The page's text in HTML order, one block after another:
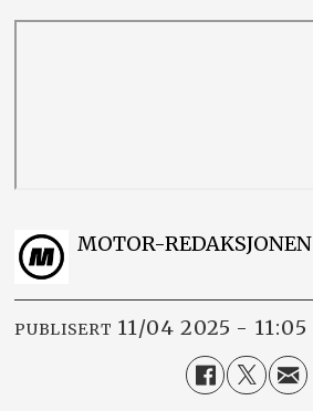
MOTOR-REDAKSJONEN
PUBLISERT 11/04 2025 - 11:05